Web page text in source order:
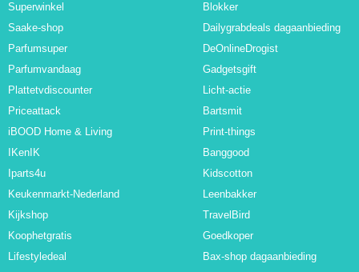
Superwinkel
Saake-shop
Parfumsuper
Parfumvandaag
Plattetvdiscounter
Priceattack
iBOOD Home & Living
IKenIK
Iparts4u
Keukenmarkt-Nederland
Kijkshop
Koophetgratis
Lifestyledeal
Blokker
Dailygrabdeals dagaanbieding
DeOnlineDrogist
Gadgetsgift
Licht-actie
Bartsmit
Print-things
Banggood
Kidscotton
Leenbakker
TravelBird
Goedkoper
Bax-shop dagaanbieding